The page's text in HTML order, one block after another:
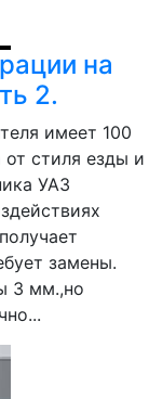
на
2.
имеет 100
стиля езды и
УАЗ
замены.
3 мм.,но